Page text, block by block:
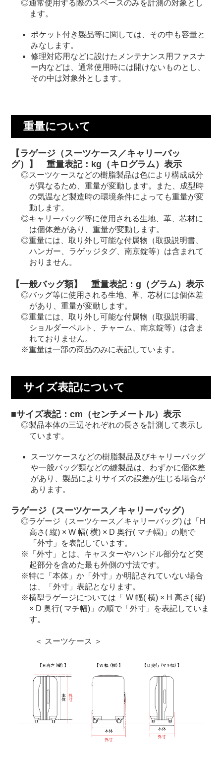
通常使用する際のスペースのみを計測の対象とし
ます。
ポケット付き製品等に関しては、その中も容量と
みなします。
修理対応用などに設けたメンテナンス用ファスナ
ー内などは、通常使用時には開けないものとし、
その中は対象外とします。
重量について
【ラゲージ（スーツケース／キャリーバッ
グ）】 重量表記：kg（キログラム）表示
スーツケースなどの樹脂製品は色により構成成分
が異なるため、重量が変動します。また、成型時
の気温など製造時の環境条件によっても重量が変
動します。
キャリーバッグ等に使用される生地、革、芯材に
は個体差があり、重量が変動します。
重量には、取り外し可能な付属物（取扱説明書、
ハンガー、ラゲッジタグ、南京錠等）は含まれて
おりません。
【一般バッグ類】 重量表記：g（グラム）表示
バッグ等に使用される生地、革、芯材には個体差
があり、重量が変動します。
重量には、取り外し可能な付属物（取扱説明書、
ショルダーベルト、チャーム、南京錠等）は含ま
れておりません。
重量は一部の商品のみに表記しています。
サイズ表記について
■サイズ表記：cm（センチメートル）表示
製品本体の三辺それぞれの長さを計測して表示し
ています。
スーツケースなどの樹脂製品及びキャリーバッグ
や一般バッグ類などの縫製品は、わずかに個体差
があり、製品によりサイズの誤差が生じる場合が
あります。
ラゲージ（スーツケース／キャリーバッグ）
ラゲージ（スーツケース／キャリーバッグ) は「H
高さ( 縦) × W 幅( 横) × D 奥行( マチ幅)」の順で
「外寸」を表記しています。
「外寸」とは、キャスターやハンドル部分など突
起部分を含めた最も外側の寸法です。
特に「本体」か「外寸」か明記されていない場合
は、「外寸」表記となります。
横型ラゲージについては「 W 幅( 横) × H 高さ( 縦)
× D 奥行( マチ幅)」の順で「外寸」を表記していま
す。
＜ スーツケース ＞